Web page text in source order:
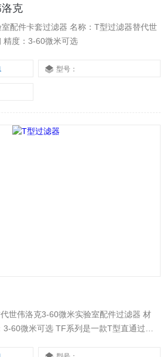
克
配件卡套过滤器 名称：T型过滤器替代世
精度：3-60微米可选
型号：
世伟洛克3-60微米实验室配件过滤器 材
60微米可选 TF系列是一款T型直通过滤